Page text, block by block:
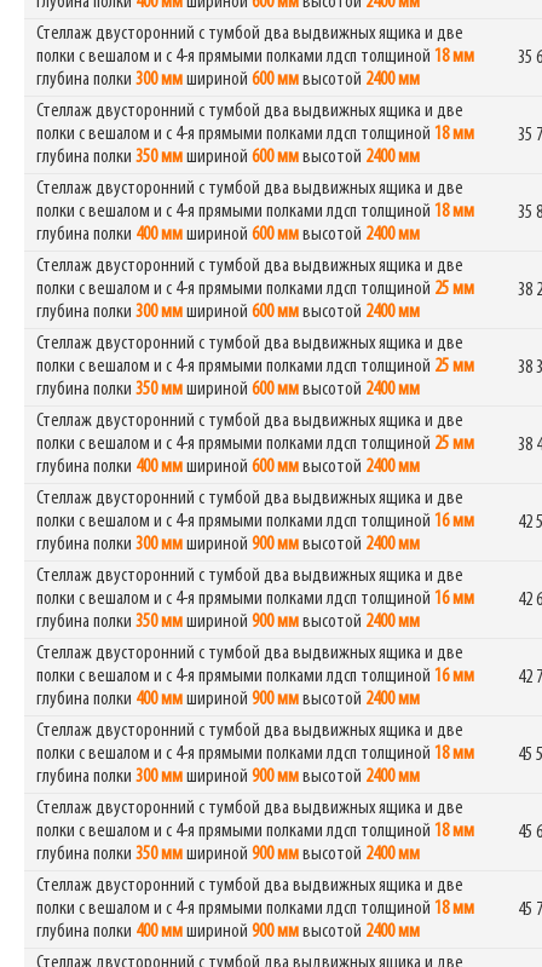
Стеллаж двусторонний с тумбой два выдвижных ящика и две
полки с вешалом и с 4-я прямыми полками лдсп толщиной 18 мм
глубина полки 300 ммшириной 600 ммвысотой 2400 мм
35
Стеллаж двусторонний с тумбой два выдвижных ящика и две
полки с вешалом и с 4-я прямыми полками лдсп толщиной 18 мм
глубина полки 350 ммшириной 600 ммвысотой 2400 мм
35
Стеллаж двусторонний с тумбой два выдвижных ящика и две
полки с вешалом и с 4-я прямыми полками лдсп толщиной 18 мм
глубина полки 400 ммшириной 600 ммвысотой 2400 мм
35
Стеллаж двусторонний с тумбой два выдвижных ящика и две
полки с вешалом и с 4-я прямыми полками лдсп толщиной 25 мм
глубина полки 300 ммшириной 600 ммвысотой 2400 мм
38
Стеллаж двусторонний с тумбой два выдвижных ящика и две
полки с вешалом и с 4-я прямыми полками лдсп толщиной 25 мм
глубина полки 350 ммшириной 600 ммвысотой 2400 мм
38
Стеллаж двусторонний с тумбой два выдвижных ящика и две
полки с вешалом и с 4-я прямыми полками лдсп толщиной 25 мм
глубина полки 400 ммшириной 600 ммвысотой 2400 мм
38
Стеллаж двусторонний с тумбой два выдвижных ящика и две
полки с вешалом и с 4-я прямыми полками лдсп толщиной 16 мм
глубина полки 300 ммшириной 900 ммвысотой 2400 мм
42
Стеллаж двусторонний с тумбой два выдвижных ящика и две
полки с вешалом и с 4-я прямыми полками лдсп толщиной 16 мм
глубина полки 350 ммшириной 900 ммвысотой 2400 мм
42
Стеллаж двусторонний с тумбой два выдвижных ящика и две
полки с вешалом и с 4-я прямыми полками лдсп толщиной 16 мм
глубина полки 400 ммшириной 900 ммвысотой 2400 мм
42
Стеллаж двусторонний с тумбой два выдвижных ящика и две
полки с вешалом и с 4-я прямыми полками лдсп толщиной 18 мм
глубина полки 300 ммшириной 900 ммвысотой 2400 мм
45
Стеллаж двусторонний с тумбой два выдвижных ящика и две
полки с вешалом и с 4-я прямыми полками лдсп толщиной 18 мм
глубина полки 350 ммшириной 900 ммвысотой 2400 мм
45
Стеллаж двусторонний с тумбой два выдвижных ящика и две
полки с вешалом и с 4-я прямыми полками лдсп толщиной 18 мм
глубина полки 400 ммшириной 900 ммвысотой 2400 мм
45